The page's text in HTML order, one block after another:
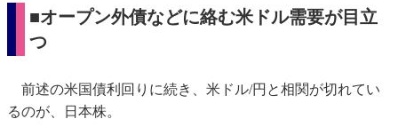
■オープン外債などに絡む米ドル需要が目立
つ
前述の米国債利回りに続き、米ドル/円と相関が切れてい
るのが、日本株。